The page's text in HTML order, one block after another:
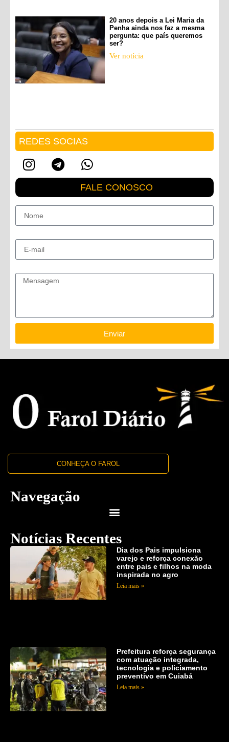
20 anos depois a Lei Maria da
Penha ainda nos faz a mesma
pergunta: que país queremos
ser?
Ver notícia
REDES SOCIAS
FALE CONOSCO
Enviar
CONHEÇA O FAROL
Navegação
Notícias Recentes
Dia dos Pais impulsiona
varejo e reforça conexão
entre pais e filhos na moda
inspirada no agro
Leia mais »
Prefeitura reforça segurança
com atuação integrada,
tecnologia e policiamento
preventivo em Cuiabá
Leia mais »